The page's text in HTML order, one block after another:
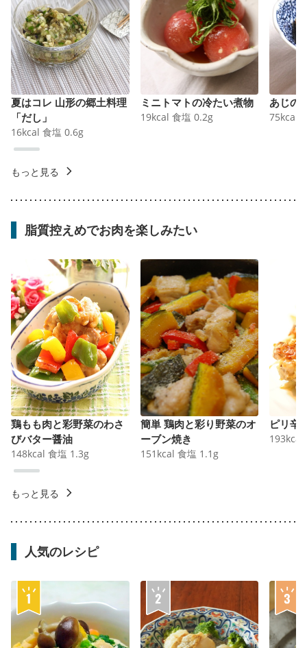
夏はコレ 山形の郷土料理
「だし」
16kcal 食塩 0.6g
ミニトマトの冷たい煮物
19kcal 食塩 0.2g
あじの
75kcal
もっと見る
脂質控えめでお肉を楽しみたい
鶏もも肉と彩野菜のわさ
びバター醤油
148kcal 食塩 1.3g
簡単 鶏肉と彩り野菜のオ
ーブン焼き
151 kcal 食塩 1.1 g
ピリ辛
193kcal
もっと見る
人気のレシピ